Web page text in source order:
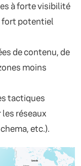
à forte visibilité
fort potentiel
de contenu, de
moins
tactiques
réseaux
etc.).